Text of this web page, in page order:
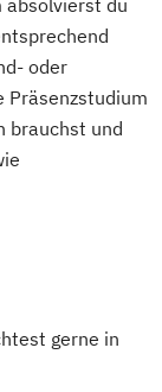
oder
Präsenzstudium
brauchst und
gerne in